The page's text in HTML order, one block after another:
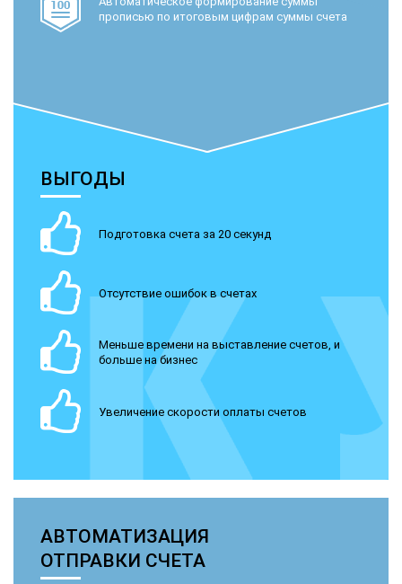
прописью по итоговым цифрам суммы счета
ВЫГОДЫ
Подготовка счета за 20 секунд
Отсутствие ошибок в счетах
Меньше времени на выставление счетов, и
больше на бизнес
Увеличение скорости оплаты счетов
АВТОМАТИЗАЦИЯ
ОТПРАВКИ СЧЕТА